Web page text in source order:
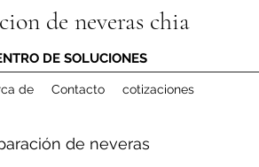
de neveras chia
DE SOLUCIONES
de Contacto cotizaciones
de neveras